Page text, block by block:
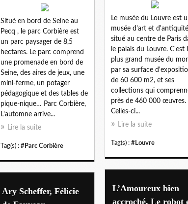
Le musée du Louvre est
musée d'art et
situé au centre de Paris
le palais du Louvre. C'est
plus grand musée du
par sa surface
de 60 600 m2, et ses
collections qui
près de 460 000 œuvres.
Celles-ci...
Lire la suite
Tag(s) : #Louvre
Situé en bord de Seine au
Pecq , le parc Corbière est
un parc paysager de 8,5
hectares. Le parc comprend
une promenade en bord de
Seine, des aires de jeux, une
mini-ferme, un potager
pédagogique et des tables de
pique-nique… Parc Corbière,
L'automne arrive...
Lire la suite
Tag(s) : #Parc Corbière
L’Amoureux bien
accroché, Le robot
Ary Scheffer, Félicie